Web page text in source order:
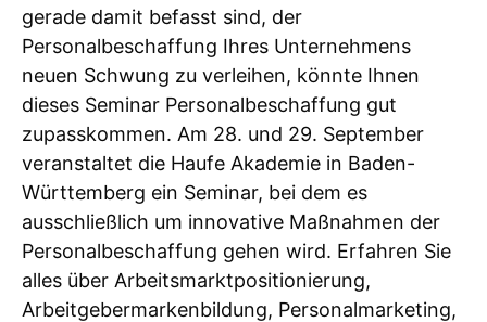
gerade damit befasst sind, der
Personalbeschaffung Ihres Unternehmens
neuen Schwung zu verleihen, könnte Ihnen
dieses Seminar Personalbeschaffung gut
zupasskommen. Am 28. und 29. September
veranstaltet die Haufe Akademie in Baden-
Württemberg ein Seminar, bei dem es
ausschließlich um innovative Maßnahmen der
Personalbeschaffung gehen wird. Erfahren Sie
alles über Arbeitsmarktpositionierung,
Arbeitgebermarkenbildung, Personalmarketing,